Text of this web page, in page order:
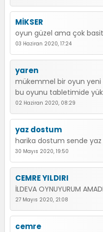
MİKSER
oyun güzel ama çok
03 Haziran 2020, 17:24
yaren
mükemmel bir oyun yeni
bu oyunu tabletimide
02 Haziran 2020, 08:29
yaz dostum
harika dostum sende
30 Mayıs 2020, 19:50
CEMRE YILDIRI
İLDEVA OYNUYURUM
27 Mayıs 2020, 21:08
cemre